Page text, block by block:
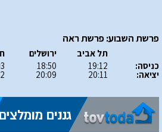
פרשת השבוע: פרשת ראה
כניסה:
יציאה:
תל אביב
19:12
20:11
ירושלים
18:50
20:09